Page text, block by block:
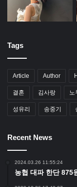
Tags
Article Author
결혼 김사랑 노
성유리 송중기
Recent News
2024.03.26 11:55:24
농협 대파 한단 875